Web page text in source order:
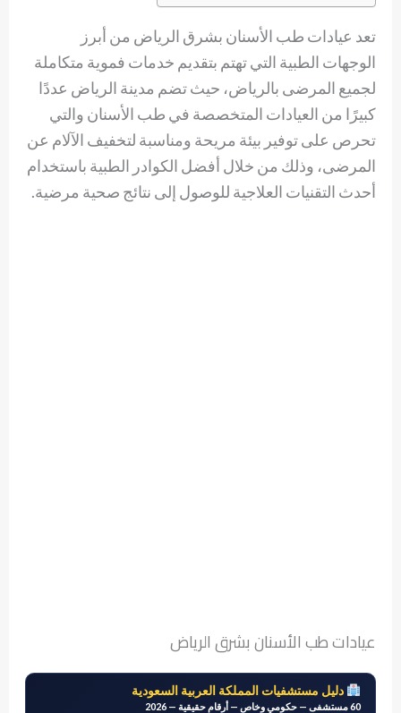
تعد عيادات طب الأسنان بشرق الرياض من أبرز
الوجهات الطبية التي تهتم بتقديم خدمات فموية متكاملة
لجميع المرضى بالرياض، حيث تضم مدينة الرياض عددًا
كبيرًا من العيادات المتخصصة في طب الأسنان والتي
تحرص على توفير بيئة مريحة ومناسبة لتخفيف الآلام عن
المرضى، وذلك من خلال أفضل الكوادر الطبية باستخدام
أحدث التقنيات العلاجية للوصول إلى نتائج صحية مرضية.
عيادات طب الأسنان بشرق الرياض
دليل مستشفيات المملكة العربية السعودية
60 مستشفى — حكومي وخاص — أرقام حقيقية — 2026